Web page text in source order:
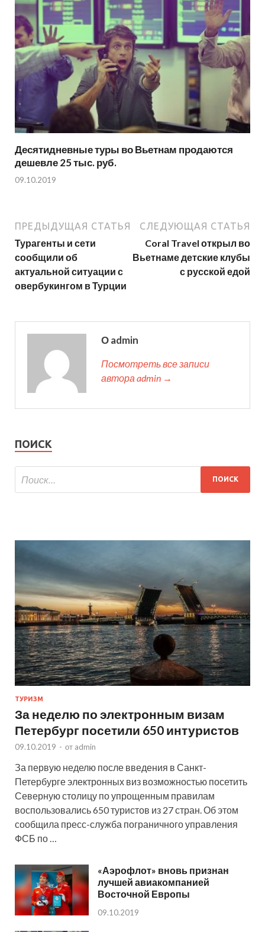
Десятидневные туры во Вьетнам продаются
дешевле 25 тыс. руб.
09.10.2019
ПРЕДЫДУЩАЯ СТАТЬЯ
Турагенты и сети
сообщили об
актуальной ситуации с
овербукингом в Турции
СЛЕДУЮЩАЯ СТАТЬЯ
Coral Travel открыл во
Вьетнаме детские клубы
с русской едой
О admin
Посмотреть все записи
автора admin →
ПОИСК
ТУРИЗМ
За неделю по электронным визам
Петербург посетили 650 интуристов
09.10.2019 - от admin
За первую неделю после введения в Санкт-
Петербурге электронных виз возможностью посетить
Северную столицу по упрощенным правилам
воспользовались 650 туристов из 27 стран. Об этом
сообщила пресс-служба пограничного управления
ФСБ по …
«Аэрофлот» вновь признан
лучшей авиакомпанией
Восточной Европы
09.10.2019